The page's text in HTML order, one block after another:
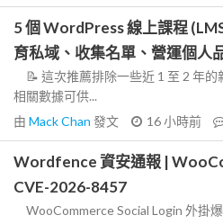
5 個 WordPress 線上課程
育私域、收集名單、營運個人
📝 這次推薦排除一些近 1 至 2 年的
相關數據可供...
由 Mack Chan 發文 16 小時前
Wordfence 資安通報 |
CVE-2026-8457
WooCommerce Social Login 外掛